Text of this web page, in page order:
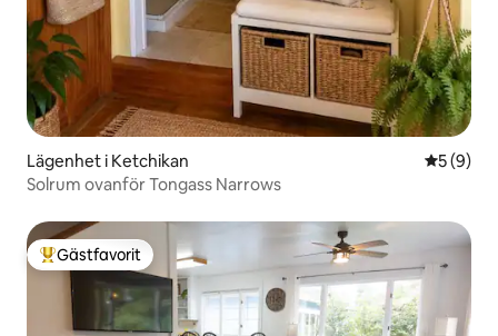
Lägenhet i Ketchikan 5 av 5 i
5 (9)
Solrum ovanför Tongass Narrows
Populär gästfavorit
Gästfavorit